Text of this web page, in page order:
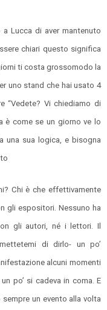
Lucca di aver mantenuto
chiari questo significa
ti costa grossomodo la
uno stand che hai usato 4
“Vedete? Vi chiediamo di
è come se un giorno ve lo
una sua logica, e bisogna
Chi è che effettivamente
gli espositori. Nessuno ha
gli autori, né i lettori. Il
di dirlo- un po’
alcuni momenti
po’ si cadeva in coma. E
un evento alla volta